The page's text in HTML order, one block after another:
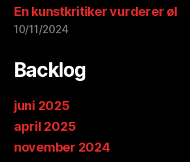
En kunstkritiker vurderer øl
10/11/2024
Backlog
juni 2025
april 2025
november 2024